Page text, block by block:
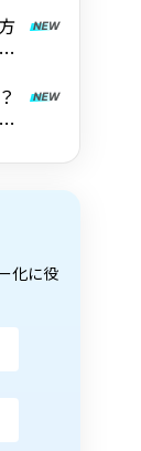
化に役